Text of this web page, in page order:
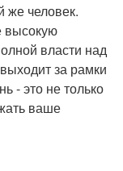
же человек.
высокую
власти над
за рамки
- это не только
ваше